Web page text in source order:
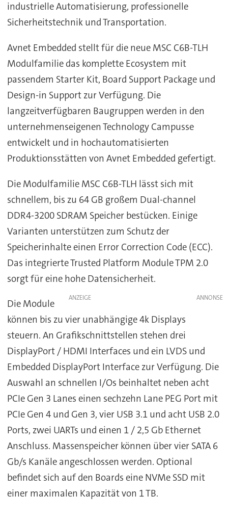
industrielle Automatisierung, professionelle
Sicherheitstechnik und Transportation.
Avnet Embedded stellt für die neue MSC C6B-TLH
Modulfamilie das komplette Ecosystem mit
passendem Starter Kit, Board Support Package und
Design-in Support zur Verfügung. Die
langzeitverfügbaren Baugruppen werden in den
unternehmenseigenen Technology Campusse
entwickelt und in hochautomatisierten
Produktionsstätten von Avnet Embedded gefertigt.
Die Modulfamilie MSC C6B-TLH lässt sich mit
schnellem, bis zu 64 GB großem Dual-channel
DDR4-3200 SDRAM Speicher bestücken. Einige
Varianten unterstützen zum Schutz der
Speicherinhalte einen Error Correction Code (ECC).
Das integrierte Trusted Platform Module TPM 2.0
sorgt für eine hohe Datensicherheit.
ANZEIGE
Die Module
können bis zu vier unabhängige 4k Displays
steuern. An Grafikschnittstellen stehen drei
DisplayPort / HDMI Interfaces und ein LVDS und
Embedded DisplayPort Interface zur Verfügung. Die
Auswahl an schnellen I/Os beinhaltet neben acht
PCIe Gen 3 Lanes einen sechzehn Lane PEG Port mit
PCIe Gen 4 und Gen 3, vier USB 3.1 und acht USB 2.0
Ports, zwei UARTs und einen 1 / 2,5 Gb Ethernet
Anschluss. Massenspeicher können über vier SATA 6
Gb/s Kanäle angeschlossen werden. Optional
befindet sich auf den Boards eine NVMe SSD mit
einer maximalen Kapazität von 1 TB.